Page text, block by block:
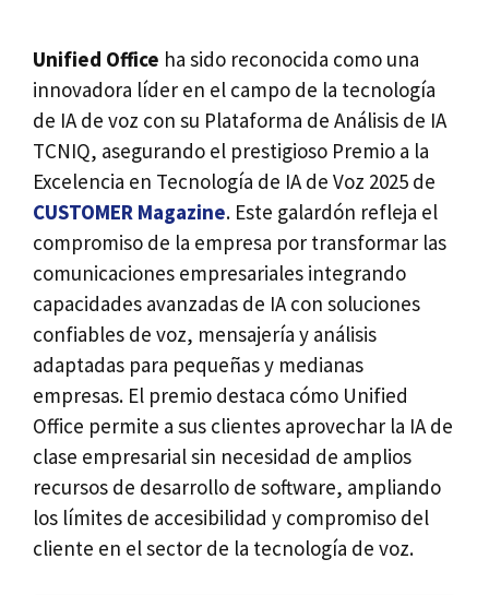
Unified Office ha sido reconocida como una
innovadora líder en el campo de la tecnología
de IA de voz con su Plataforma de Análisis de IA
TCNIQ, asegurando el prestigioso Premio a la
Excelencia en Tecnología de IA de Voz 2025 de
CUSTOMER Magazine. Este galardón refleja el
compromiso de la empresa por transformar las
comunicaciones empresariales integrando
capacidades avanzadas de IA con soluciones
confiables de voz, mensajería y análisis
adaptadas para pequeñas y medianas
empresas. El premio destaca cómo Unified
Office permite a sus clientes aprovechar la IA de
clase empresarial sin necesidad de amplios
recursos de desarrollo de software, ampliando
los límites de accesibilidad y compromiso del
cliente en el sector de la tecnología de voz.